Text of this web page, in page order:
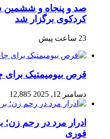
صد و پنجاه‌ و ششمین
کردکوی برگزار شد
23 ساعت پیش
قرص بیومیمتیک
دسامبر 12, 2025 12,885
ادرار مرد در رحم
فوری